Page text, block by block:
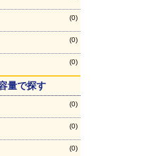
(0)
(0)
(0)
量で探す
(0)
(0)
(0)